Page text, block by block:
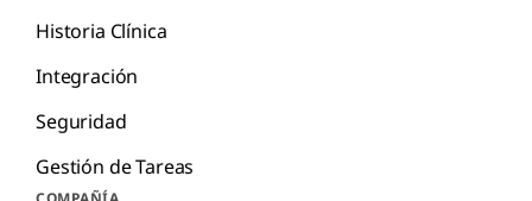
Historia Clínica
Integración
Seguridad
Gestión de Tareas